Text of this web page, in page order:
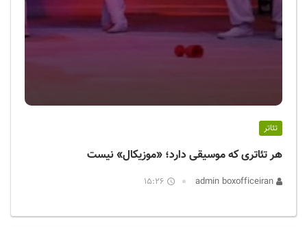
تئاتر
هر تئاتری که موسیقی دارد؛ «موزیکال» نیست
15:26